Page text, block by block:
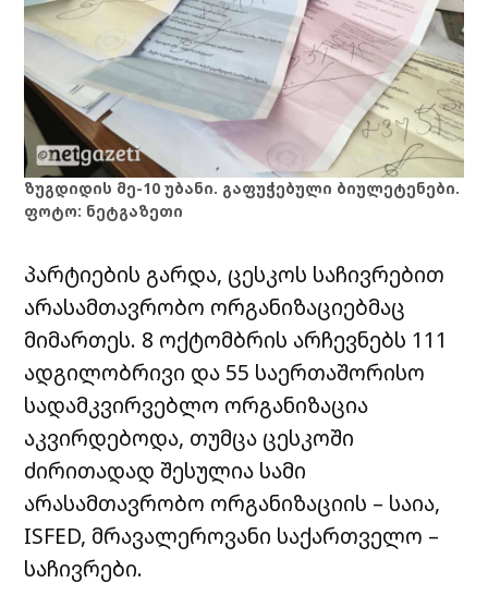
ზუგდიდის მე-10 უბანი. გაფუჭებული ბიულეტენები.
ფოტო: ნეტგაზეთი
პარტიების გარდა, ცესკოს საჩივრებით
არასამთავრობო ორგანიზაციებმაც
მიმართეს. 8 ოქტომბრის არჩევნებს 111
ადგილობრივი და 55 საერთაშორისო
სადამკვირვებლო ორგანიზაცია
აკვირდებოდა, თუმცა ცესკოში
ძირითადად შესულია სამი
არასამთავრობო ორგანიზაციის – საია,
ISFED, მრავალეროვანი საქართველო –
საჩივრები.